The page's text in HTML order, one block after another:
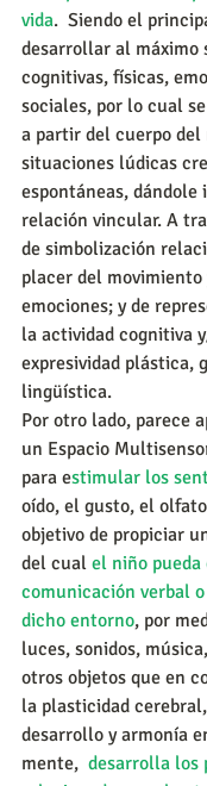
vida.  Siendo el
desarrollar al máximo
cognitivas, físicas,
sociales, por lo cual
a partir del cuerpo del
situaciones lúdicas
espontáneas,
relación vincular. A
de simbolización
placer del
emociones; y de
la actividad cognitiva
expresividad plástica,
lingüística.
Por otro lado, parece
un Espacio
para estimular los
oído, el gusto, el
objetivo de propiciar
del cual el niño
comunicación verbal
dicho entorno, por
luces, sonidos,
otros objetos que en
la plasticidad
desarrollo y armonía
mente, desarrolla los